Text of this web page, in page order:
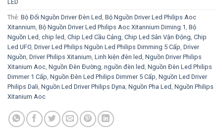
LED
Thẻ: Bộ Đổi Nguồn Driver Đèn Led, Bộ Nguồn Driver Led Philips Aoc
Xitannium, Bộ Nguồn Driver Led Philips Aoc Xitannium Diming 1, Bộ
Nguồn Led, chip led, Chip Led Cầu Cảng, Chip Led Sân Vận Động, Chip
Led UFO, Driver Led Philips Nguồn Led Philips Dimming 5 Cấp, Driver
Nguồn, Driver Philips Xitanium, Linh kiện đèn led, Nguồn Driver Philips
Xitanium Aoc, Nguồn Đèn Đường, nguồn đèn led, Nguồn Đèn Led Philips
Dimmer 1 Cấp, Nguồn Đèn Led Philips Dimmer 5 Cấp, Nguồn Led Driver
Philips Dali, Nguồn Led Driver Philips Dyna, Nguồn Pha Led, Nguồn Philips
Xitanium Aoc